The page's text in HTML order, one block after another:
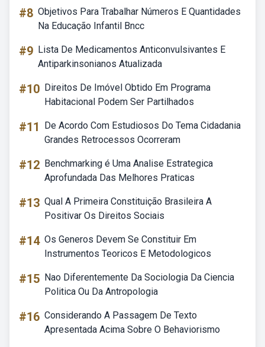
#8 Objetivos Para Trabalhar Números E Quantidades
Na Educação Infantil Bncc
#9 Lista De Medicamentos Anticonvulsivantes E
Antiparkinsonianos Atualizada
#10 Direitos De Imóvel Obtido Em Programa
Habitacional Podem Ser Partilhados
#11
De Acordo Com Estudiosos Do Tema Cidadania
Grandes Retrocessos Ocorreram
#12 Benchmarking é Uma Analise Estrategica
Aprofundada Das Melhores Praticas
#13 Qual A Primeira Constituição Brasileira A
Positivar Os Direitos Sociais
#14 Os Generos Devem Se Constituir Em
Instrumentos Teoricos E Metodologicos
#15 Nao Diferentemente Da Sociologia Da Ciencia
Politica Ou Da Antropologia
#16 Considerando A Passagem De Texto
Apresentada Acima Sobre O Behaviorismo